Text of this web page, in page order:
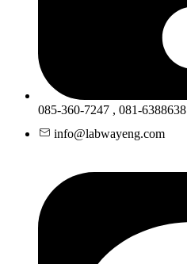
085-360-7247 , 081-6388638
info@labwayeng.com